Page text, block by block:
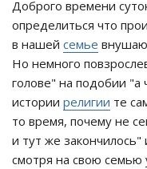
Доброго времени
определиться что
в нашей семье
Но немного
голове" на подобии "а
истории религии те
то время, почему не
и тут же
смотря на свою семью